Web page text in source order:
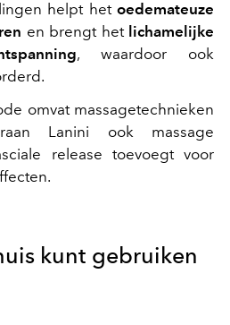
helpt het oedemateuze
en brengt het lichamelijke
, waardoor ook
omvat massagetechnieken
Lanini ook massage
release toevoegt voor
kunt gebruiken